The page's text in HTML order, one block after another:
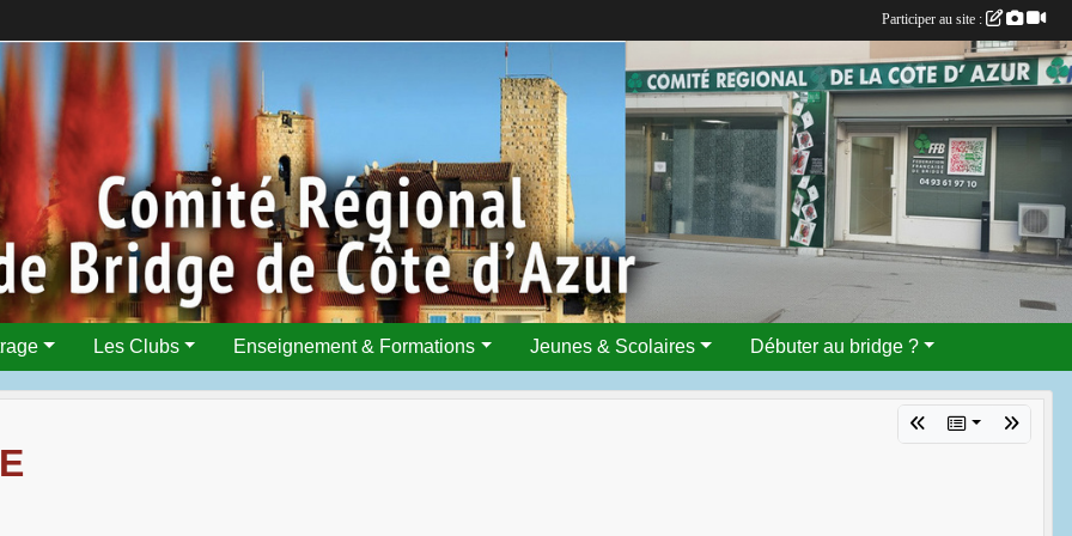
Les Clubs Enseignement & Formations Jeunes & Scolaires Débuter au bridge ?
Participer au site :